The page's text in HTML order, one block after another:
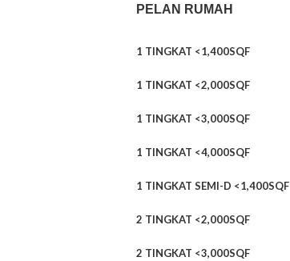
PELAN RUMAH
1 TINGKAT <1,400SQF
1 TINGKAT <2,000SQF
1 TINGKAT <3,000SQF
1 TINGKAT <4,000SQF
1 TINGKAT SEMI-D <1,400SQF
2 TINGKAT <2,000SQF
2 TINGKAT <3,000SQF